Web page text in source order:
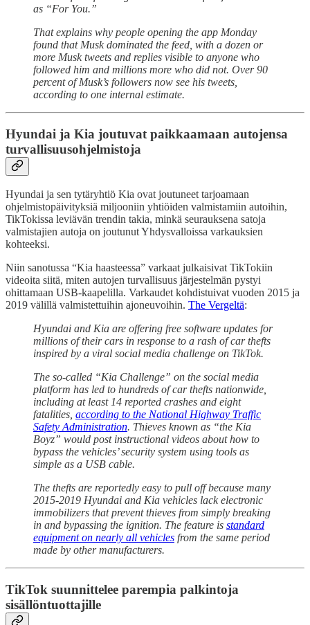
as “For You.”
That explains why people opening the app Monday
found that Musk dominated the feed, with a dozen or
more Musk tweets and replies visible to anyone who
followed him and millions more who did not. Over 90
percent of Musk’s followers now see his tweets,
according to one internal estimate.
Hyundai ja Kia joutuvat paikkaamaan autojensa
turvallisuusohjelmistoja
Hyundai ja sen tytäryhtiö Kia ovat joutuneet tarjoamaan
ohjelmistopäivityksiä miljooniin yhtiöiden valmistamiin autoihin,
TikTokissa leviävän trendin takia, minkä seurauksena satoja
valmistajien autoja on joutunut Yhdysvalloissa varkauksien
kohteeksi.
Niin sanotussa “Kia haasteessa” varkaat julkaisivat TikTokiin
videoita siitä, miten autojen turvallisuus järjestelmän pystyi
ohittamaan USB-kaapelilla. Varkaudet kohdistuivat vuoden 2015 ja
2019 välillä valmistettuihin ajoneuvoihin. The Vergeltä:
Hyundai and Kia are offering free software updates for
millions of their cars in response to a rash of car thefts
inspired by a viral social media challenge on TikTok.
The so-called “Kia Challenge” on the social media
platform has led to hundreds of car thefts nationwide,
including at least 14 reported crashes and eight
fatalities, according to the National Highway Traffic
Safety Administration. Thieves known as “the Kia
Boyz” would post instructional videos about how to
bypass the vehicles’ security system using tools as
simple as a USB cable.
The thefts are reportedly easy to pull off because many
2015-2019 Hyundai and Kia vehicles lack electronic
immobilizers that prevent thieves from simply breaking
in and bypassing the ignition. The feature is standard
equipment on nearly all vehicles from the same period
made by other manufacturers.
TikTok suunnittelee parempia palkintoja
sisällöntuottajille